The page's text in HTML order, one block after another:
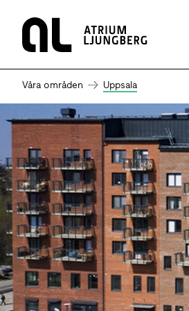
Hem
Våra områden Uppsala